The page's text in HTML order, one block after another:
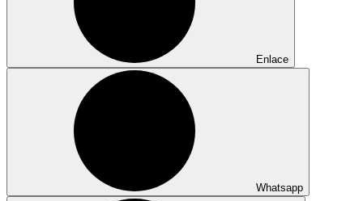
Enlace
Whatsapp